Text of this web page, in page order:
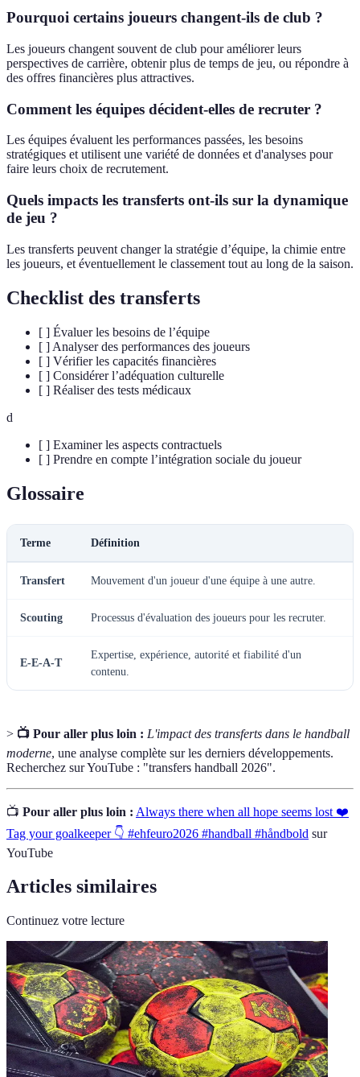
Pourquoi certains joueurs changent-ils de club ?
Les joueurs changent souvent de club pour améliorer leurs
perspectives de carrière, obtenir plus de temps de jeu, ou répondre à
des offres financières plus attractives.
Comment les équipes décident-elles de recruter ?
Les équipes évaluent les performances passées, les besoins
stratégiques et utilisent une variété de données et d'analyses pour
faire leurs choix de recrutement.
Quels impacts les transferts ont-ils sur la dynamique
de jeu ?
Les transferts peuvent changer la stratégie d’équipe, la chimie entre
les joueurs, et éventuellement le classement tout au long de la saison.
Checklist des transferts
[ ] Évaluer les besoins de l’équipe
[ ] Analyser des performances des joueurs
[ ] Vérifier les capacités financières
[ ] Considérer l’adéquation culturelle
[ ] Réaliser des tests médicaux
d
[ ] Examiner les aspects contractuels
[ ] Prendre en compte l’intégration sociale du joueur
Glossaire
Terme Définition
Transfert Mouvement d'un joueur d'une équipe à une autre.
Scouting Processus d'évaluation des joueurs pour les recruter.
E-E-A-T
Expertise, expérience, autorité et fiabilité d'un
contenu.
> 📺 Pour aller plus loin : L'impact des transferts dans le handball
moderne, une analyse complète sur les derniers développements.
Recherchez sur YouTube : "transfers handball 2026".
📺 Pour aller plus loin : Always there when all hope seems lost ❤️
Tag your goalkeeper 👇 #ehfeuro2026 #handball #håndbold sur
YouTube
Articles similaires
Continuez votre lecture